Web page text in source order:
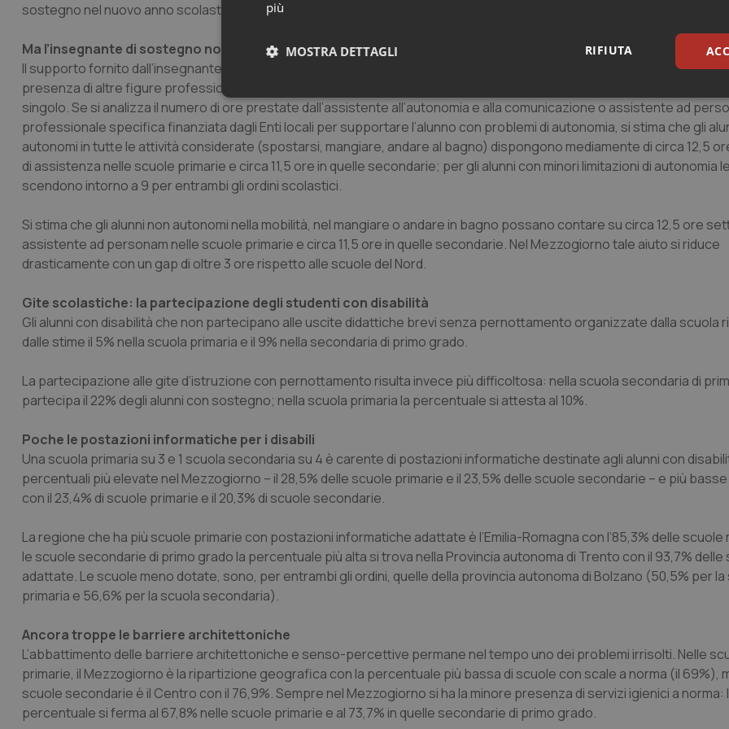
sostegno nel nuovo anno scolastico.
Ma l’insegnante di sostegno non basta
Il supporto fornito dall’insegnante per il sostegno dovrebbe essere accompagnato, laddove l’alunno non sia
presenza di altre figure professionali che garantiscano l’assistenza di base e supportino la socializzazione e
singolo. Se si analizza il numero di ore prestate dall’assistente all’autonomia e alla comunicazione o assistente ad
professionale specifica finanziata dagli Enti locali per supportare l’alunno con problemi di autonomia, si stima che gli
autonomi in tutte le attività considerate (spostarsi, mangiare, andare al bagno) dispongono mediamente di circa 12,5
di assistenza nelle scuole primarie e circa 11,5 ore in quelle secondarie; per gli alunni con minori limitazioni di autonomia
scendono intorno a 9 per entrambi gli ordini scolastici.
Si stima che gli alunni non autonomi nella mobilità, nel mangiare o andare in bagno possano contare su circa 12,5 ore
assistente ad personam nelle scuole primarie e circa 11,5 ore in quelle secondarie. Nel Mezzogiorno tale aiuto si riduce
drasticamente con un gap di oltre 3 ore rispetto alle scuole del Nord.
Gite scolastiche: la partecipazione degli studenti con disabilità
Gli alunni con disabilità che non partecipano alle uscite didattiche brevi senza pernottamento organizzate dalla scuola
dalle stime il 5% nella scuola primaria e il 9% nella secondaria di primo grado.
La partecipazione alle gite d’istruzione con pernottamento risulta invece più difficoltosa: nella scuola secondaria di
partecipa il 22% degli alunni con sostegno; nella scuola primaria la percentuale si attesta al 10%.
Poche le postazioni informatiche per i disabili
Una scuola primaria su 3 e 1 scuola secondaria su 4 è carente di postazioni informatiche destinate agli alunni con
percentuali più elevate nel Mezzogiorno – il 28,5% delle scuole primarie e il 23,5% delle scuole secondarie – e più
con il 23,4% di scuole primarie e il 20,3% di scuole secondarie.
La regione che ha più scuole primarie con postazioni informatiche adattate è l’Emilia-Romagna con l’85,3% delle
le scuole secondarie di primo grado la percentuale più alta si trova nella Provincia autonoma di Trento con il 93,7% delle
adattate. Le scuole meno dotate, sono, per entrambi gli ordini, quelle della provincia autonoma di Bolzano (50,5% per la
primaria e 56,6% per la scuola secondaria).
Ancora troppe le barriere architettoniche
L’abbattimento delle barriere architettoniche e senso-percettive permane nel tempo uno dei problemi irrisolti. Nelle
primarie, il Mezzogiorno è la ripartizione geografica con la percentuale più bassa di scuole con scale a norma (il 69%),
scuole secondarie è il Centro con il 76,9%. Sempre nel Mezzogiorno si ha la minore presenza di servizi igienici a norma:
percentuale si ferma al 67,8% nelle scuole primarie e al 73,7% in quelle secondarie di primo grado.
più
RIFIUTA
MOSTRA DETTAGLI
Necessari Statistici
I cookie necessari contribuiscono a rendere fruibile il sito web abilitandone funzionalità di base quali la
e l'accesso alle aree protette del sito. Il sito web non è in grado di funzionare correttamente senza questi
VISITOR_PRIVACY_METADATA
YouTube
.youtube.com
settimane
scelte di consenso e privacy
interazione con il sito. Registra i
CookieScriptConsent
CookieScript
www.quotidianosanita.it
5 mesi 3
settimane
Questo cookie viene utilizzato
tracking-sites-ironfish-
tracking-enable
www.quotidianosanita.it
4
settimane
2 giorni
Questo cookie è impostato
abilitare il sistema di tracking
tracking-sites-ironfish-
Google LLC
.quotidianosanita.it
1 anno 1
mese
Questo nome di cookie è
Universal Analytics, che è un
significativo del servizio di
utilizzato da Google. Questo
PHPSESSID
www.quotidianosanita.it
Sessione
Cookie generato da applicazioni
linguaggio PHP. Si tratta di un
generico utilizzato per
sessione utente. Normalmente è
generato in modo casuale, il
utilizzato può essere specifico